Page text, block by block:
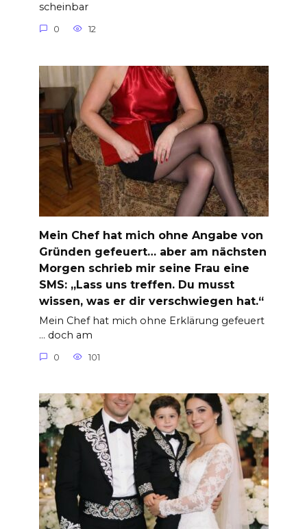
scheinbar
0 12
Mein Chef hat mich ohne Angabe von
Gründen gefeuert… aber am nächsten
Morgen schrieb mir seine Frau eine
SMS: „Lass uns treffen. Du musst
wissen, was er dir verschwiegen hat.“
Mein Chef hat mich ohne Erklärung gefeuert
… doch am
0 101